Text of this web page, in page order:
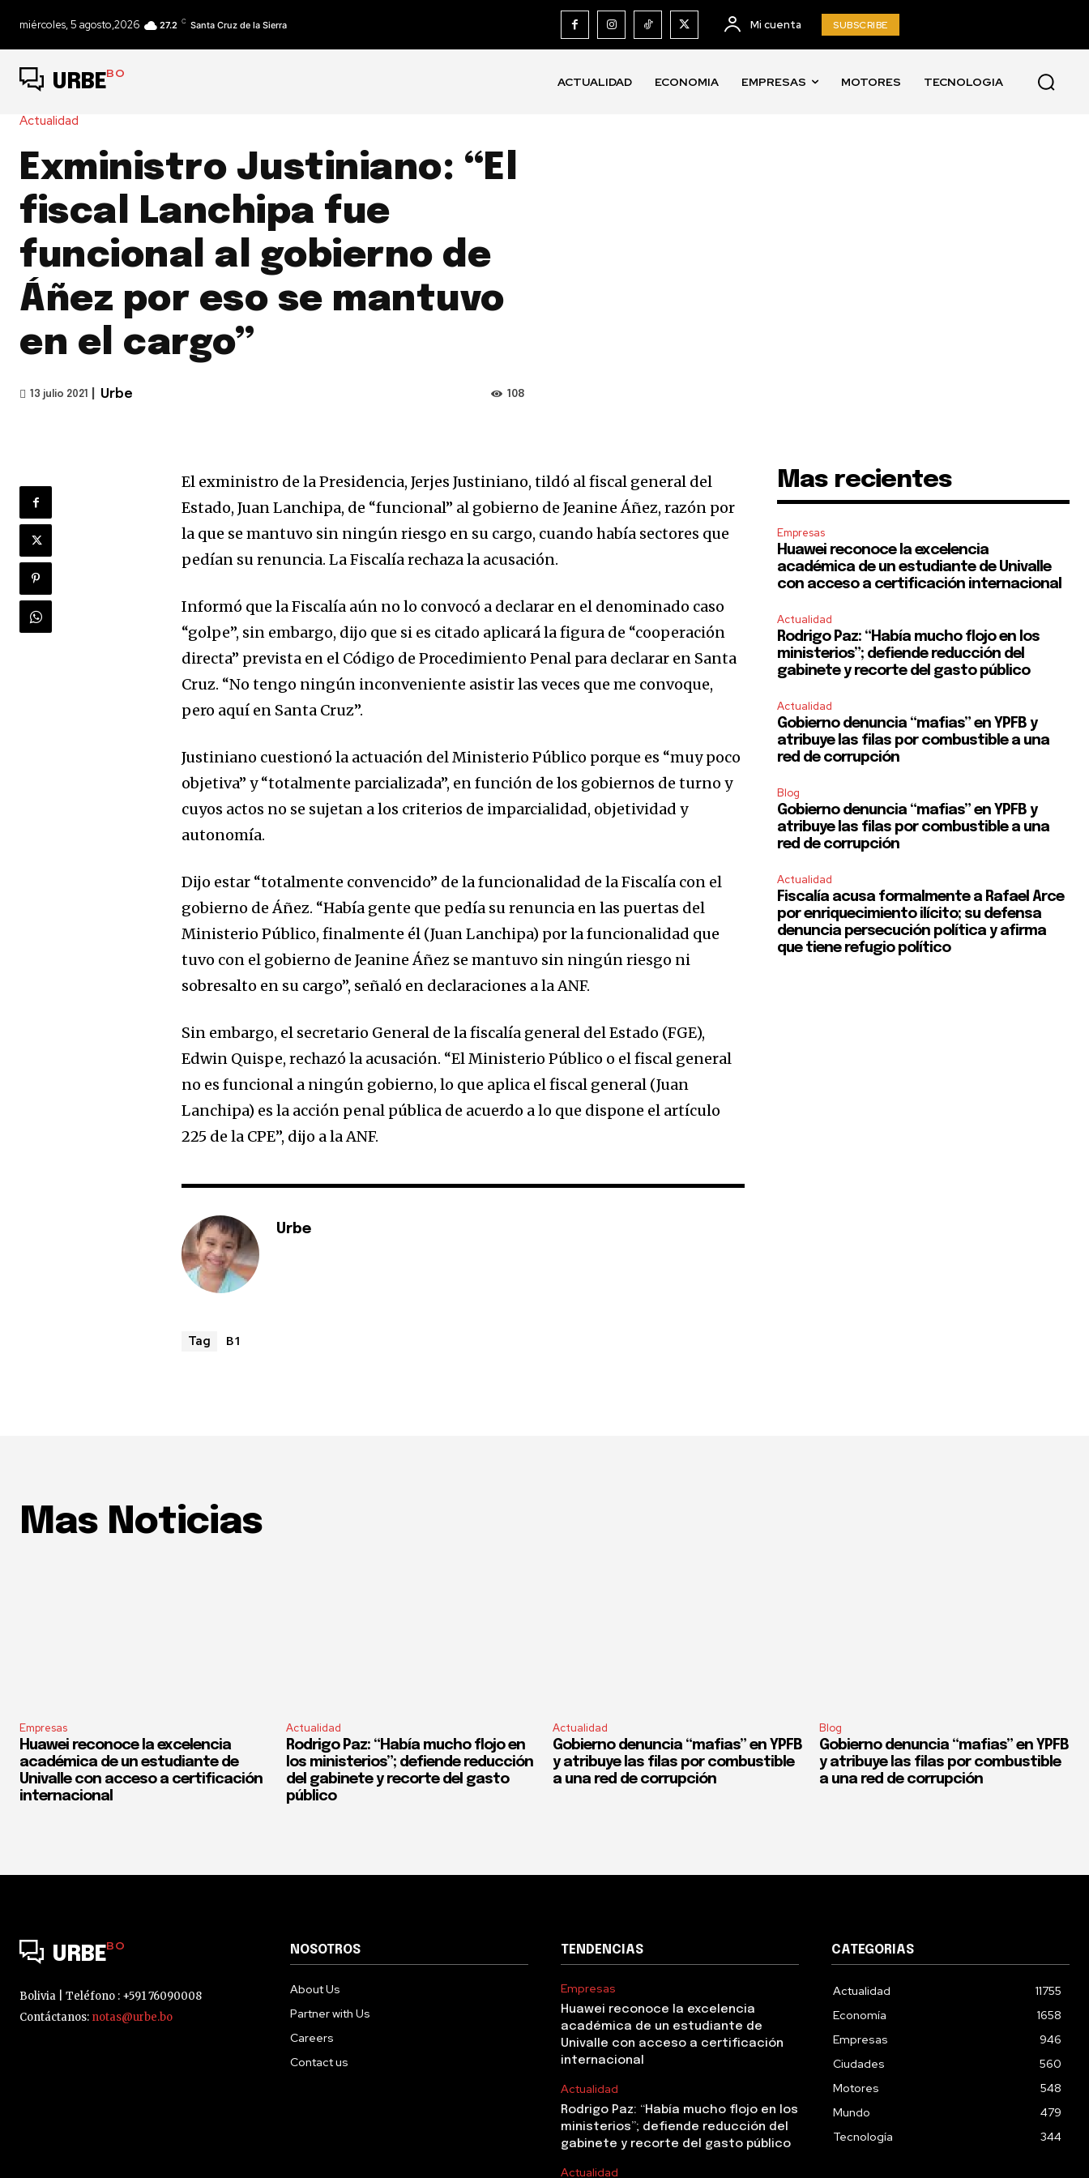
miércoles, 5 agosto,2026 27.2 C Santa Cruz de la Sierra Mi cuenta SUBSCRIBE
URBEBO
ACTUALIDAD ECONOMIA EMPRESAS MOTORES TECNOLOGIA
Actualidad
Exministro Justiniano: “El
fiscal Lanchipa fue
funcional al gobierno de
Áñez por eso se mantuvo
en el cargo”
13 julio 2021 Urbe 108
El exministro de la Presidencia, Jerjes Justiniano, tildó al fiscal general del
Estado, Juan Lanchipa, de “funcional” al gobierno de Jeanine Áñez, razón por
la que se mantuvo sin ningún riesgo en su cargo, cuando había sectores que
pedían su renuncia. La Fiscalía rechaza la acusación.
Informó que la Fiscalía aún no lo convocó a declarar en el denominado caso
“golpe”, sin embargo, dijo que si es citado aplicará la figura de “cooperación
directa” prevista en el Código de Procedimiento Penal para declarar en Santa
Cruz. “No tengo ningún inconveniente asistir las veces que me convoque,
pero aquí en Santa Cruz”.
Justiniano cuestionó la actuación del Ministerio Público porque es “muy poco
objetiva” y “totalmente parcializada”, en función de los gobiernos de turno y
cuyos actos no se sujetan a los criterios de imparcialidad, objetividad y
autonomía.
Dijo estar “totalmente convencido” de la funcionalidad de la Fiscalía con el
gobierno de Áñez. “Había gente que pedía su renuncia en las puertas del
Ministerio Público, finalmente él (Juan Lanchipa) por la funcionalidad que
tuvo con el gobierno de Jeanine Áñez se mantuvo sin ningún riesgo ni
sobresalto en su cargo”, señaló en declaraciones a la ANF.
Sin embargo, el secretario General de la fiscalía general del Estado (FGE),
Edwin Quispe, rechazó la acusación. “El Ministerio Público o el fiscal general
no es funcional a ningún gobierno, lo que aplica el fiscal general (Juan
Lanchipa) es la acción penal pública de acuerdo a lo que dispone el artículo
225 de la CPE”, dijo a la ANF.
Urbe
Tag B1
Mas recientes
Empresas
Huawei reconoce la excelencia
académica de un estudiante de Univalle
con acceso a certificación internacional
Actualidad
Rodrigo Paz: “Había mucho flojo en los
ministerios”; defiende reducción del
gabinete y recorte del gasto público
Actualidad
Gobierno denuncia “mafias” en YPFB y
atribuye las filas por combustible a una
red de corrupción
Blog
Gobierno denuncia “mafias” en YPFB y
atribuye las filas por combustible a una
red de corrupción
Actualidad
Fiscalía acusa formalmente a Rafael Arce
por enriquecimiento ilícito; su defensa
denuncia persecución política y afirma
que tiene refugio político
Mas Noticias
Empresas
Huawei reconoce la excelencia
académica de un estudiante de
Univalle con acceso a certificación
internacional
Actualidad
Rodrigo Paz: “Había mucho flojo en
los ministerios”; defiende reducción
del gabinete y recorte del gasto
público
Actualidad
Gobierno denuncia “mafias” en YPFB
y atribuye las filas por combustible
a una red de corrupción
Blog
Gobierno denuncia “mafias” en YPFB
y atribuye las filas por combustible
a una red de corrupción
URBEBO
Bolivia | Teléfono : +591 76090008
Contáctanos: notas@urbe.bo
NOSOTROS
About Us
Partner with Us
Careers
Contact us
TENDENCIAS
Empresas
Huawei reconoce la excelencia
académica de un estudiante de
Univalle con acceso a certificación
internacional
Actualidad
Rodrigo Paz: “Había mucho flojo en los
ministerios”; defiende reducción del
gabinete y recorte del gasto público
Actualidad
CATEGORIAS
Actualidad
11755
Economía
1658
Empresas
946
Ciudades
560
Motores
548
Mundo
479
Tecnología
344